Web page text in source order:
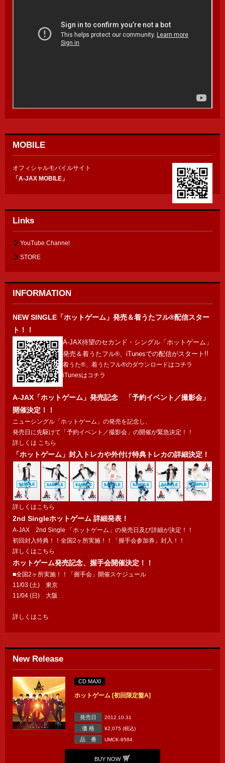
INFORMATION
NEW SINGLE「ホットゲーム」発売＆着うたフル®配信スター
ト！！
A-JAX待望のセカンド・シングル「ホットゲーム」
発売＆着うたフル®、 iTunesでの配信がスタート !!
着うた®、着うたフル®のダウンロードはコチラ
iTunesはコチラ
A-JAX「ホットゲーム」発売記念 「予約イベント／撮影会」
開催決定！！
ニューシングル「ホットゲーム」の発売を記念し、
発売日に先駆けて「予約イベント／撮影会」の開催が緊急決定！！
詳しくは こちら
「ホットゲーム」封入トレカや外付け特典トレカの詳細決定！
詳しくはこちら
2nd Singleホットゲーム 詳細発表！
A-JAX 2nd Single 「ホットゲーム」の発売日及び詳細が決定！！
初回封入特典！！全国2ヶ所実施！！「握手会参加券」封入！！
詳しくはこちら
ホットゲーム発売記念、握手会開催決定！！
■全国2ヶ所実施！！「握手会」開催スケジュール
11/03 (土) 東京
11/04 (日) 大阪
詳しくはこち
New Release
CD MAXI
ホットゲーム [初回限定盤A]
発売日 2012.10.31
価 格 ¥2,075 (税込)
品 番 UMCK-9584
BUY NOW
MOBILE
オフィシャルモバイルサイト
「A-JAX MOBILE」
Links
YouTube Channel
STORE